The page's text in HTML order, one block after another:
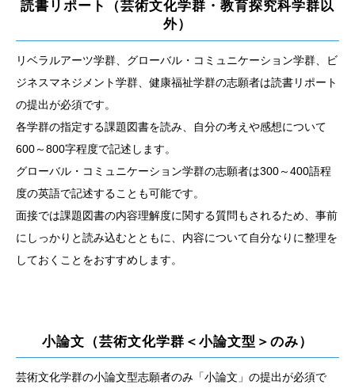
読書リポート（芸術文化学群・教育探究科学群以
外）
リベラルアーツ学群、グローバル・コミュニケーション学群、ビ
ジネスマネジメント学群、健康福祉学群の志願者は読書リポート
の提出が必須です。
各学群の指定する課題図書を読み、自分の考えや感想について
600～800字程度で記述します。
グローバル・コミュニケーション学群の志願者は300～400語程
度の英語で記述することも可能です。
面接では課題図書の内容理解度に関する質問もされるため、事前
にしっかりと読み込むとともに、内容について自分なりに整理を
しておくことをおすすめします。
小論文（芸術文化学群＜小論文型＞のみ）
芸術文化学群の小論文型志願者のみ「小論文」の提出が必須で